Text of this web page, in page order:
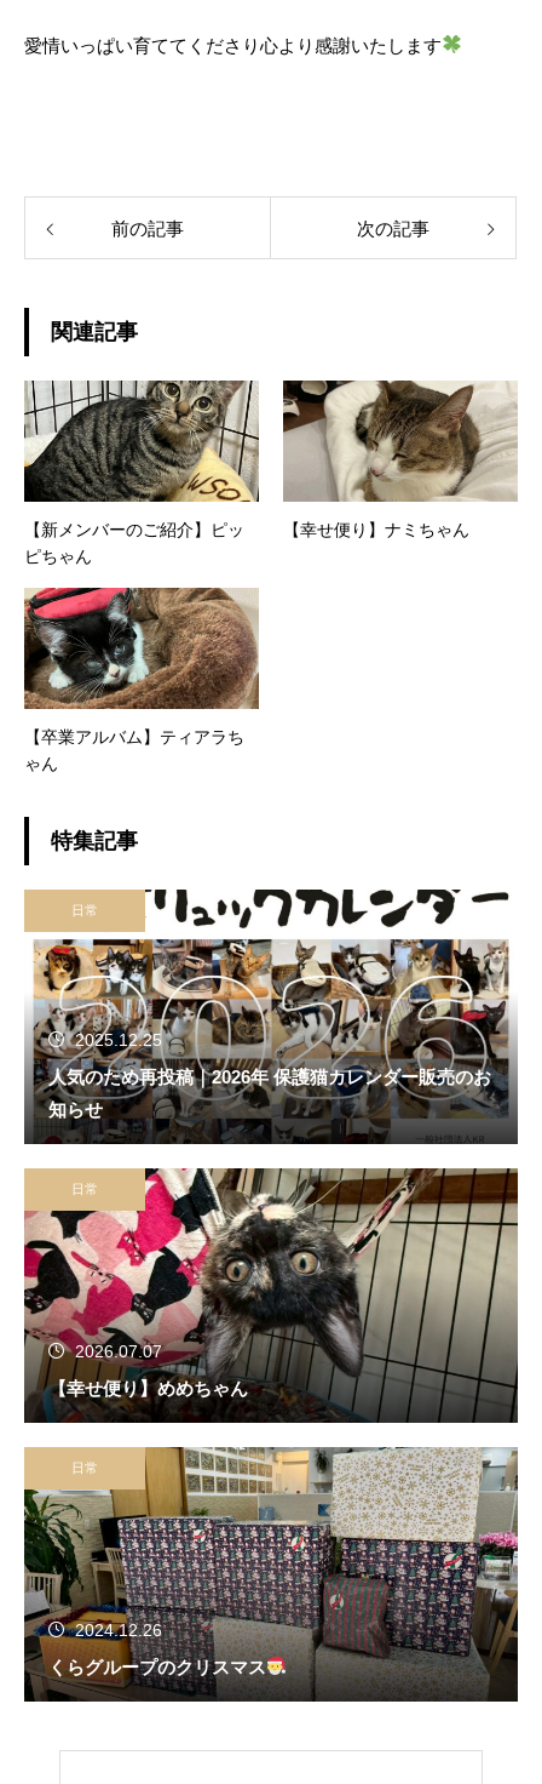
愛情いっぱい育ててくださり心より感謝いたします
前の記事 次の記事
関連記事
【新メンバーのご紹介】ピッ
ピちゃん
【幸せ便り】ナミちゃん
【卒業アルバム】ティアラち
ゃん
特集記事
日常
2025.12.25
人気のため再投稿｜2026年 保護猫カレンダー販売のお
知らせ
日常
2026.07.07
【幸せ便り】めめちゃん
日常
2024.12.26
くらグループのクリスマス